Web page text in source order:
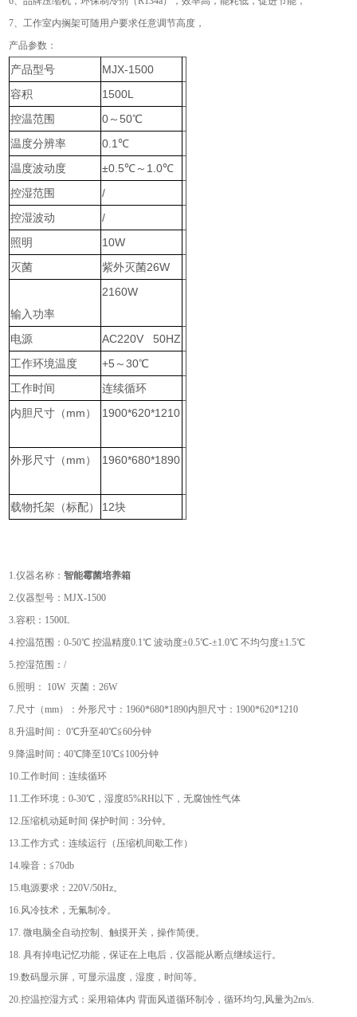
7、工作室内搁架可随用户要求任意调节高度，
产品参数：
产品型号
MJX-1500
容积
1500L
控温范围
0～50℃
温度分辨率
0.1℃
温度波动度
±0.5℃～1.0℃
控湿范围
/
控湿波动
/
照明
10W
灭菌
紫外灭菌26W
输入功率
2160W
电源
AC220V 50HZ
工作环境温度
+5～30℃
工作时间
连续循环
内胆尺寸（mm）
1900*620*1210
外形尺寸（mm） 1960*680*1890
载物托架（标配） 12块
1.仪器名称：智能霉菌培养箱
2.仪器型号：MJX-1500
3.容积：1500L
4.控温范围：0-50℃ 控温精度0.1℃ 波动度±0.5℃-±1.0℃ 不均匀度±1.5℃
5.控湿范围：/
6.照明： 10W 灭菌：26W
7.尺寸（mm）：外形尺寸：1960*680*1890内胆尺寸：1900*620*1210
8.升温时间： 0℃升至40℃≦60分钟
9.降温时间：40℃降至10℃≦100分钟
10.工作时间：连续循环
11.工作环境：0-30℃，湿度85%RH以下，无腐蚀性气体
12.压缩机动延时间 保护时间：3分钟。
13.工作方式：连续运行（压缩机间歇工作）
14.噪音：≦70db
15.电源要求：220V/50Hz。
16.风冷技术，无氟制冷。
17. 微电脑全自动控制、触摸开关，操作简便。
18. 具有掉电记忆功能，保证在上电后，仪器能从断点继续运行。
19.数码显示屏，可显示温度，湿度，时间等。
20.控温控湿方式：采用箱体内 背面风道循环制冷，循环均匀,风量为2m/s.